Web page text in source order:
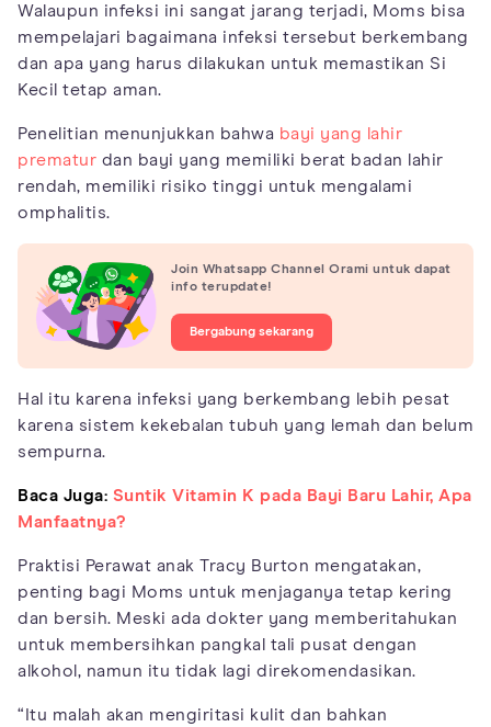
Walaupun infeksi ini sangat jarang terjadi, Moms bisa
mempelajari bagaimana infeksi tersebut berkembang
dan apa yang harus dilakukan untuk memastikan Si
Kecil tetap aman.
Penelitian menunjukkan bahwa bayi yang lahir
prematur dan bayi yang memiliki berat badan lahir
rendah, memiliki risiko tinggi untuk mengalami
omphalitis.
Join Whatsapp Channel Orami untuk dapat
info terupdate!
Bergabung sekarang
Hal itu karena infeksi yang berkembang lebih pesat
karena sistem kekebalan tubuh yang lemah dan belum
sempurna.
Baca Juga: Suntik Vitamin K pada Bayi Baru Lahir, Apa
Manfaatnya?
Praktisi Perawat anak Tracy Burton mengatakan,
penting bagi Moms untuk menjaganya tetap kering
dan bersih. Meski ada dokter yang memberitahukan
untuk membersihkan pangkal tali pusat dengan
alkohol, namun itu tidak lagi direkomendasikan.
“Itu malah akan mengiritasi kulit dan bahkan